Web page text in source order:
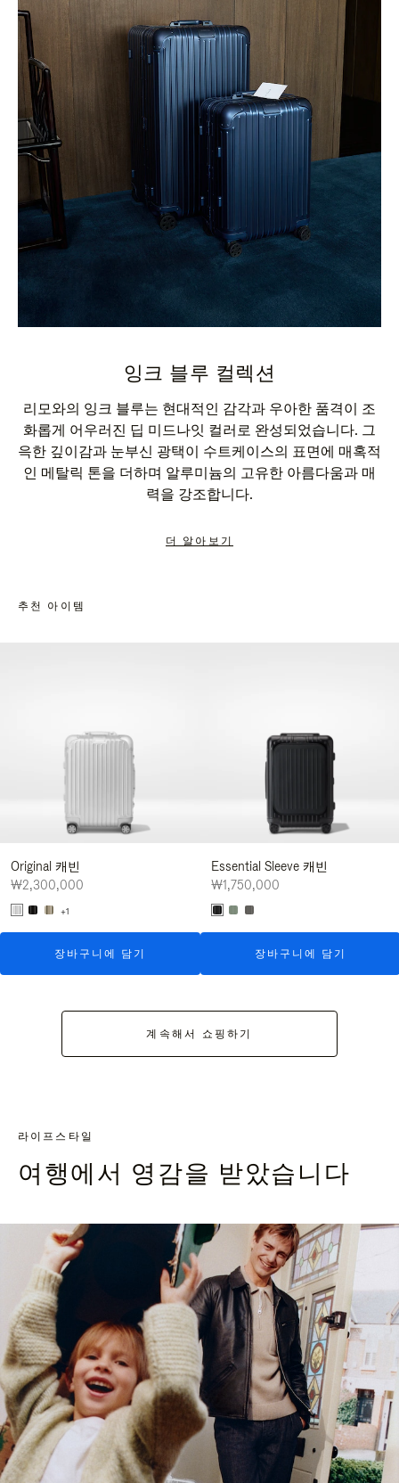
잉크 블루 컬렉션
리모와의 잉크 블루는 현대적인 감각과 우아한 품격이 조
화롭게 어우러진 딥 미드나잇 컬러로 완성되었습니다. 그
윽한 깊이감과 눈부신 광택이 수트케이스의 표면에 매혹적
인 메탈릭 톤을 더하며 알루미늄의 고유한 아름다움과 매
력을 강조합니다.
더 알아보기
추천 아이템
Original 캐빈
₩2,300,000
+1
장바구니에 담기
Essential Sleeve 캐빈
₩1,750,000
장바구니에 담기
계속해서 쇼핑하기
라이프스타일
여행에서 영감을 받았습니다